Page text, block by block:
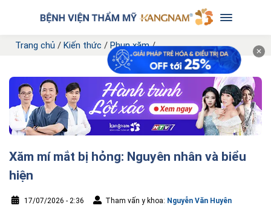
Trang chủ / Kiến thức / Phun xăm/
Xăm mí mắt bị hỏng: Nguyên nhân và biểu
hiện
17/07/2026 - 2:36 Tham vấn y khoa: Nguyễn Văn Huyên
✕